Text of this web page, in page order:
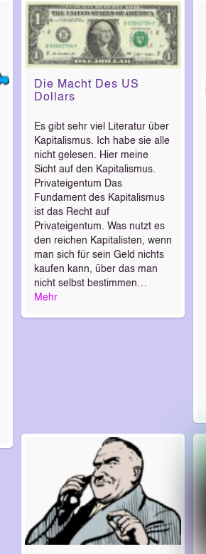
Die Macht Des US
Dollars
Es gibt sehr viel Literatur über
Kapitalismus. Ich habe sie alle
nicht gelesen. Hier meine
Sicht auf den Kapitalismus.
Privateigentum Das
Fundament des Kapitalismus
ist das Recht auf
Privateigentum. Was nutzt es
den reichen Kapitalisten, wenn
man sich für sein Geld nichts
kaufen kann, über das man
nicht selbst bestimmen…
Mehr